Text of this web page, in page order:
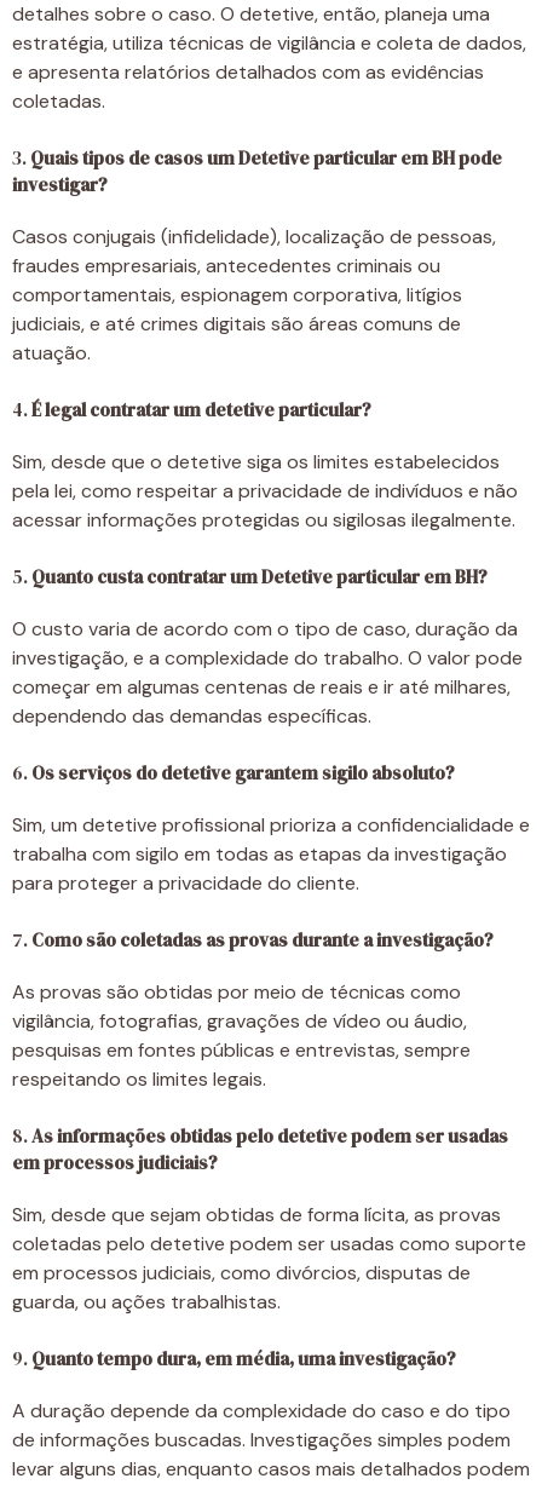
detalhes sobre o caso. O detetive, então, planeja uma
estratégia, utiliza técnicas de vigilância e coleta de dados,
e apresenta relatórios detalhados com as evidências
coletadas.
3.Quais tipos de casos um Detetive particular em BH pode
investigar?
Casos conjugais (infidelidade), localização de pessoas,
fraudes empresariais, antecedentes criminais ou
comportamentais, espionagem corporativa, litígios
judiciais, e até crimes digitais são áreas comuns de
atuação.
4.É legal contratar um detetive particular?
Sim, desde que o detetive siga os limites estabelecidos
pela lei, como respeitar a privacidade de indivíduos e não
acessar informações protegidas ou sigilosas ilegalmente.
5.Quanto custa contratar um Detetive particular em BH?
O custo varia de acordo com o tipo de caso, duração da
investigação, e a complexidade do trabalho. O valor pode
começar em algumas centenas de reais e ir até milhares,
dependendo das demandas específicas.
6.Os serviços do detetive garantem sigilo absoluto?
Sim, um detetive profissional prioriza a confidencialidade e
trabalha com sigilo em todas as etapas da investigação
para proteger a privacidade do cliente.
7.Como são coletadas as provas durante a investigação?
As provas são obtidas por meio de técnicas como
vigilância, fotografias, gravações de vídeo ou áudio,
pesquisas em fontes públicas e entrevistas, sempre
respeitando os limites legais.
8.As informações obtidas pelo detetive podem ser usadas
em processos judiciais?
Sim, desde que sejam obtidas de forma lícita, as provas
coletadas pelo detetive podem ser usadas como suporte
em processos judiciais, como divórcios, disputas de
guarda, ou ações trabalhistas.
9.Quanto tempo dura, em média, uma investigação?
A duração depende da complexidade do caso e do tipo
de informações buscadas. Investigações simples podem
levar alguns dias, enquanto casos mais detalhados podem